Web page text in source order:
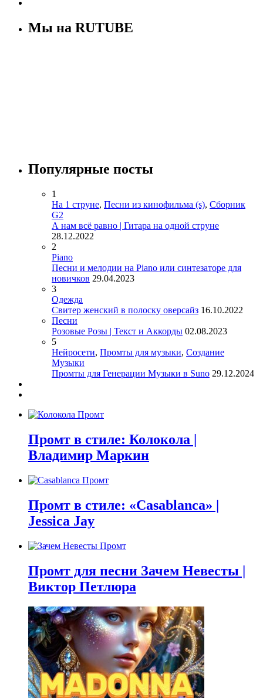
Мы на RUTUBE
Популярные посты
1
На 1 струне, Песни из кинофильма (s), Сборник
G2
А нам всё равно | Гитара на одной струне
28.12.2022
2
Piano
Песни и мелодии на Piano или синтезаторе для
новичков 29.04.2023
3
Одежда
Свитер женский в полоску оверсайз 16.10.2022
Песни
Розовые Розы | Текст и Аккорды 02.08.2023
5
Нейросети, Промты для музыки, Создание
Музыки
Промты для Генерации Музыки в Suno 29.12.2024
Промт в стиле: Колокола |
Владимир Маркин
Промт в стиле: «Casablanca» |
Jessica Jay
Промт для песни Зачем Невесты |
Виктор Петлюра